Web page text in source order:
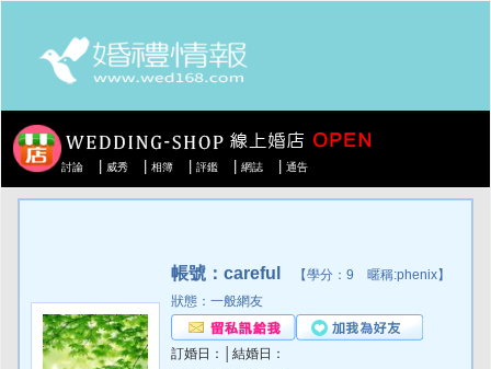
討論 威秀 相簿 評鑑 網誌 通告
帳號：careful
【學分：9 暱稱:phenix】
狀態：一般網友
訂婚日：│結婚日：